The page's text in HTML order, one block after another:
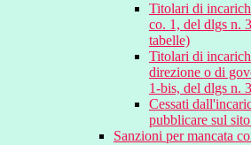
Titolari di
co. 1, del dlgs n.
tabelle)
Titolari di
direzione o di
1-bis, del dlgs n.
Cessati
pubblicare sul
Sanzioni per mancata